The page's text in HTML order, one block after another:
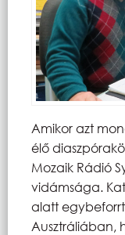
Amikor azt
élő
Mozaik Rádió
vidámsága.
alatt
Ausztráliában,